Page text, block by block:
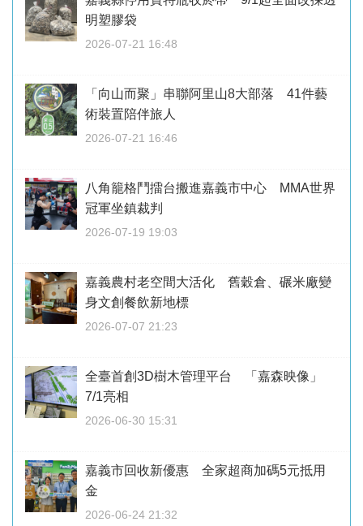
明塑膠袋
2026-07-21 16:48
「向山而聚」串聯阿里山8大部落 41件藝
術裝置陪伴旅人
2026-07-21 16:46
八角籠格鬥擂台搬進嘉義市中心 MMA世界
冠軍坐鎮裁判
2026-07-19 19:03
嘉義農村老空間大活化 舊穀倉、碾米廠變
身文創餐飲新地標
2026-07-07 21:23
全臺首創3D樹木管理平台 「嘉森映像」
7/1亮相
2026-06-30 15:31
嘉義市回收新優惠 全家超商加碼5元抵用
金
2026-06-24 21:32